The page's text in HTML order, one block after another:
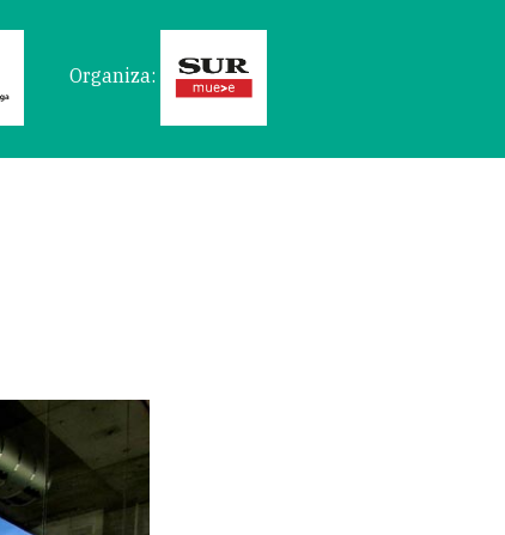
Organiza: